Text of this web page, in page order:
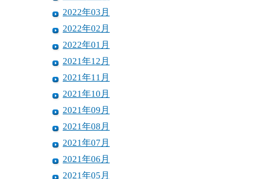
2022年03月
2022年02月
2022年01月
2021年12月
2021年11月
2021年10月
2021年09月
2021年08月
2021年07月
2021年06月
2021年05月